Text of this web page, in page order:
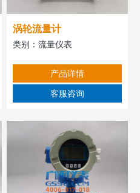
涡轮流量计
类别：流量仪表
产品详情
客服咨询